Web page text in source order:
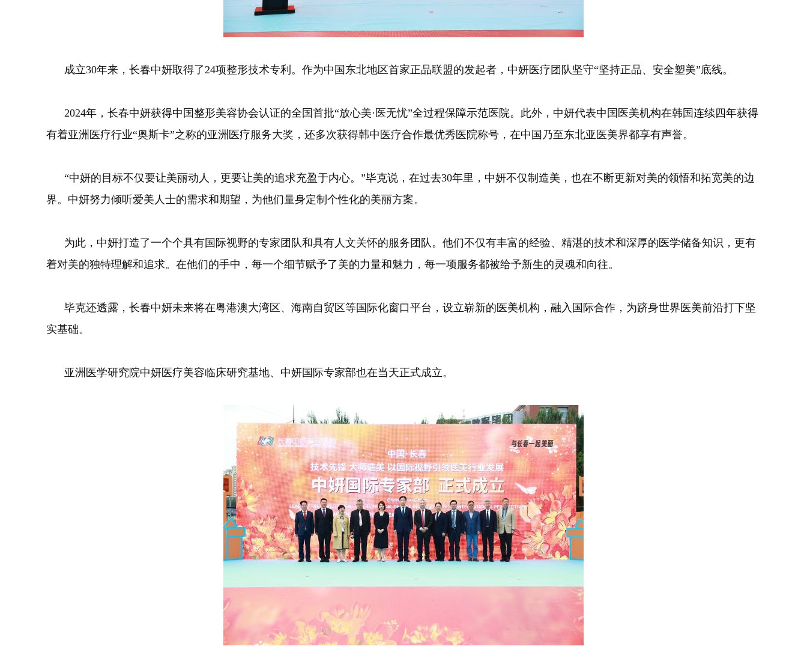
成立30年来，长春中妍取得了24项整形技术专利。作为中国东北地区首家正品联盟的发起者，中妍医疗团队坚守“坚持正品、安全塑美”底线。
2024年，长春中妍获得中国整形美容协会认证的全国首批“放心美·医无忧”全过程保障示范医院。此外，中妍代表中国医美机构在韩国连续四年获得
有着亚洲医疗行业“奥斯卡”之称的亚洲医疗服务大奖，还多次获得韩中医疗合作最优秀医院称号，在中国乃至东北亚医美界都享有声誉。
“中妍的目标不仅要让美丽动人，更要让美的追求充盈于内心。”毕克说，在过去30年里，中妍不仅制造美，也在不断更新对美的领悟和拓宽美的边
界。中妍努力倾听爱美人士的需求和期望，为他们量身定制个性化的美丽方案。
为此，中妍打造了一个个具有国际视野的专家团队和具有人文关怀的服务团队。他们不仅有丰富的经验、精湛的技术和深厚的医学储备知识，更有
着对美的独特理解和追求。在他们的手中，每一个细节赋予了美的力量和魅力，每一项服务都被给予新生的灵魂和向往。
毕克还透露，长春中妍未来将在粤港澳大湾区、海南自贸区等国际化窗口平台，设立崭新的医美机构，融入国际合作，为跻身世界医美前沿打下坚
实基础。
亚洲医学研究院中妍医疗美容临床研究基地、中妍国际专家部也在当天正式成立。